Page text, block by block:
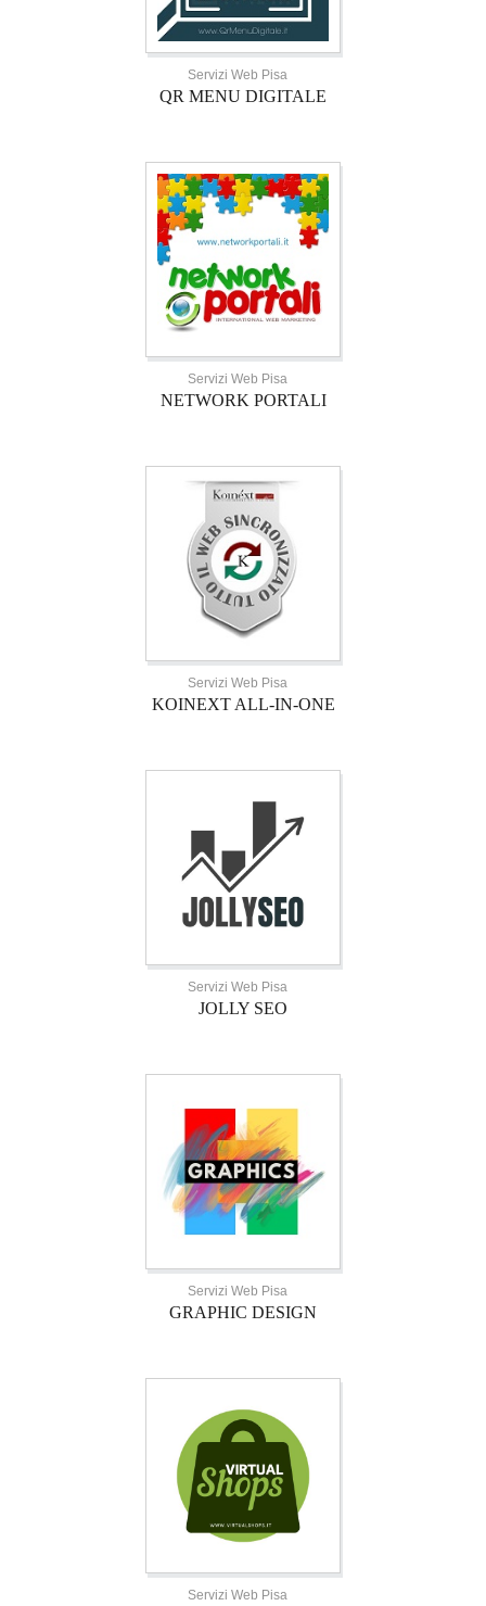
Servizi Web Pisa
QR MENU DIGITALE
Servizi Web Pisa
NETWORK PORTALI
Servizi Web Pisa
KOINEXT ALL-IN-ONE
Servizi Web Pisa
JOLLY SEO
Servizi Web Pisa
GRAPHIC DESIGN
Servizi Web Pisa